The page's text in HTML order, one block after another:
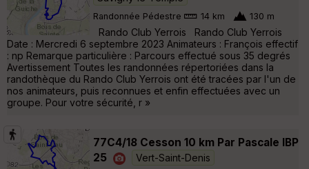
Randonnée Pédestre 14 km 130 m
Rando Club Yerrois Rando Club Yerrois
Date : Mercredi 6 septembre 2023 Animateurs : François effectif
: np Remarque particulière : Parcours effectué sous 35 degrés
Avertissement Toutes les randonnées répertoriées dans la
randothèque du Rando Club Yerrois ont été tracées par l'un de
nos animateurs, puis reconnues et enfin effectuées avec un
groupe. Pour votre sécurité, r »
77C4/18 Cesson 10 km Par Pascale IBP
25
Vert-Saint-Denis